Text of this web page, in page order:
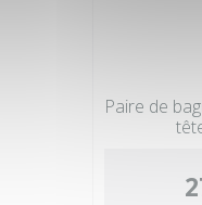
Paire de